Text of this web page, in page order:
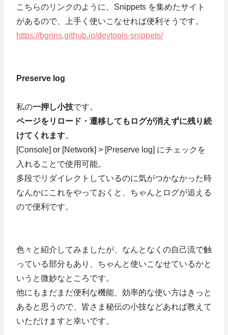
こちらのリンクのように、Snippets を集めたサイト
があるので、上手く使いこなせれば便利そうです。
https://bgrins.github.io/devtools-snippets/
Preserve log
私の一押し小技です。
ページをリロード・遷移してもログが消えずに残り続
けてくれます。
[Console] or [Network] > [Preserve log] にチェックを
入れることで使用可能。
多段でリダイレクトしているのに気がつかなかった時
なんかにこれをやっておくと、ちゃんとログが追える
ので便利です。
色々と紹介してみましたが、なんとなくの自己流で触
っている部分もあり、ちゃんと使いこなせているかと
いうと微妙なところです。
他にもまだまだ便利な機能、効率的な使い方はきっと
あると思うので、皆さま秘伝の小技などあれば教えて
いただけますと幸いです。